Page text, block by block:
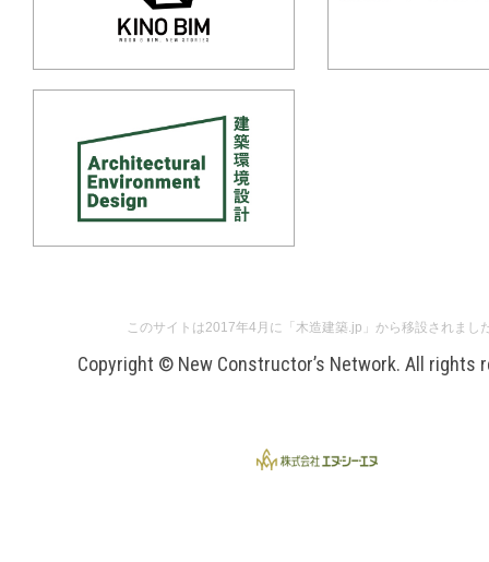
このサイトは2017年4月に「木造建築.jp」から移設されまし
Copyright © New Constructor’s Network. All rights